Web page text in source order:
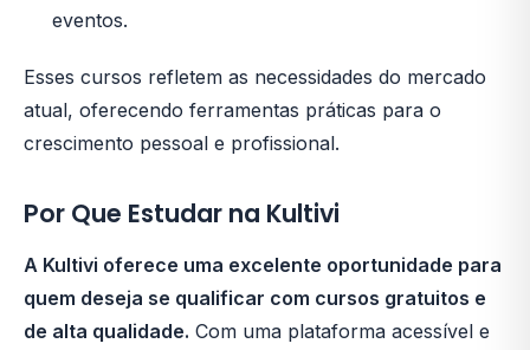
eventos.
Esses cursos refletem as necessidades do mercado
atual, oferecendo ferramentas práticas para o
crescimento pessoal e profissional.
Por Que Estudar na Kultivi
A Kultivi oferece uma excelente oportunidade para
quem deseja se qualificar com cursos gratuitos e
de alta qualidade. Com uma plataforma acessível e